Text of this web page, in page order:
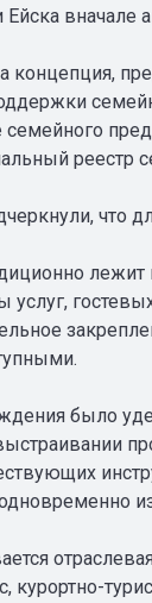
вначале
концепция,
семейного
что
лежит
услуг,
было